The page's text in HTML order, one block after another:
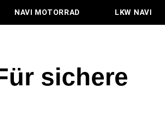
NAVI MOTORRAD LKW NAVI
sichere